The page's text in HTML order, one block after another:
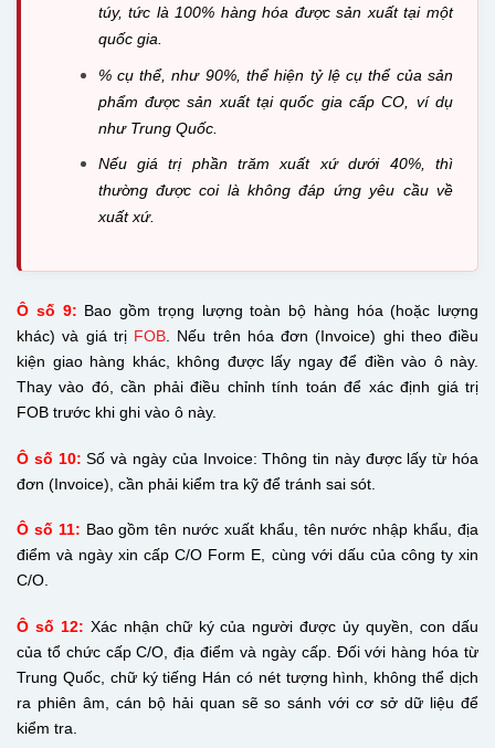
túy, tức là 100% hàng hóa được sản xuất tại một
quốc gia.
% cụ thể, như 90%, thể hiện tỷ lệ cụ thể của sản
phẩm được sản xuất tại quốc gia cấp CO, ví dụ
như Trung Quốc.
Nếu giá trị phần trăm xuất xứ dưới 40%, thì
thường được coi là không đáp ứng yêu cầu về
xuất xứ.
Ô số 9: Bao gồm trọng lượng toàn bộ hàng hóa (hoặc lượng
khác) và giá trị FOB . Nếu trên hóa đơn (Invoice) ghi theo điều
kiện giao hàng khác, không được lấy ngay để điền vào ô này.
Thay vào đó, cần phải điều chỉnh tính toán để xác định giá trị
FOB trước khi ghi vào ô này.
Ô số 10: Số và ngày của Invoice: Thông tin này được lấy từ hóa
đơn (Invoice), cần phải kiểm tra kỹ để tránh sai sót.
Ô số 11: Bao gồm tên nước xuất khẩu, tên nước nhập khẩu, địa
điểm và ngày xin cấp C/O Form E, cùng với dấu của công ty xin
C/O.
Ô số 12: Xác nhận chữ ký của người được ủy quyền, con dấu
của tổ chức cấp C/O, địa điểm và ngày cấp. Đối với hàng hóa từ
Trung Quốc, chữ ký tiếng Hán có nét tượng hình, không thể dịch
ra phiên âm, cán bộ hải quan sẽ so sánh với cơ sở dữ liệu để
kiểm tra.